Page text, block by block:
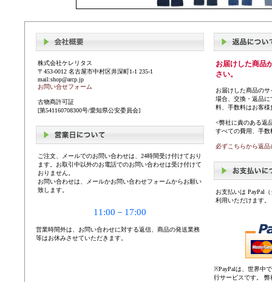
株式会社ケレリタス
〒453-0012 名古屋市中村区井深町1-1 235-1
mail:shop@arcp.jp
お問い合せフォーム
古物商許可証
[第541160708300号/愛知県公安委員会]
ご注文、メールでのお問い合わせは、24時間受け付けており
ます。お取引中以外のお電話でのお問い合わせは受け付けて
おりません。
お問い合わせは、メールかお問い合わせフォームからお願い
致します。
11:00－17:00
営業時間外は、お問い合わせに対する返信、商品の発送業務
等はお休みさせていただきます。
お届けした商品
さい。
お届けした商品の
場合、交換・返品
料、手数料はお客
<弊社に責のある返
すべての費用、手
必ずこちらから返
お支払いは PayPal
利用いただけます。
※PayPalは、世界中
行サービスです。